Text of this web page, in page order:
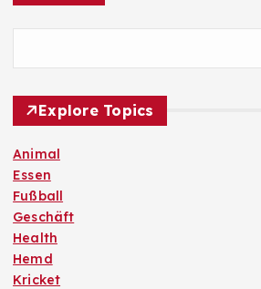
Explore Topics
Animal
Essen
Fußball
Geschäft
Health
Hemd
Kricket